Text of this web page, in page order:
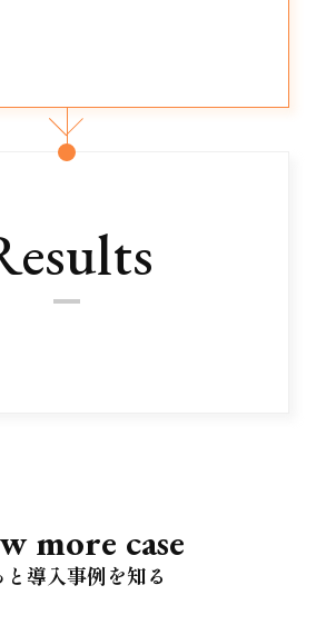
more case
と導入事例を知る